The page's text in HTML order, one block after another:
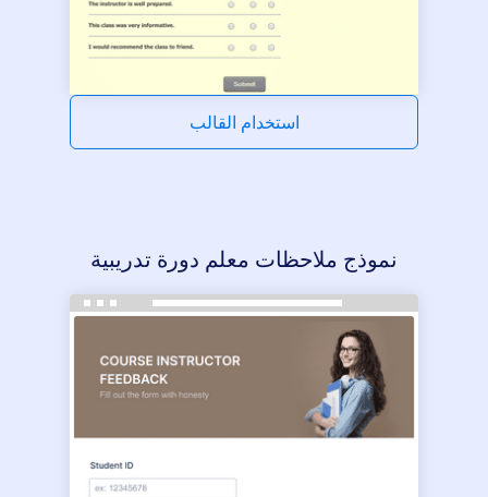
استخدام القالب
نموذج ملاحظات معلم دورة تدريبية